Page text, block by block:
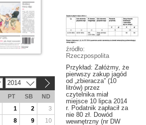
źródło:
Rzeczpospolita
Przykład: Załóżmy, że
pierwszy zakup jagód
od „zbieracza” (10
litrów) przez
czytelnika miał
miejsce 10 lipca 2014
r. Podatnik zapłacił za
nie 80 zł. Dowód
wewnętrzny (nr DW
2014
PT SB
ND
1
2
3
8 9
10